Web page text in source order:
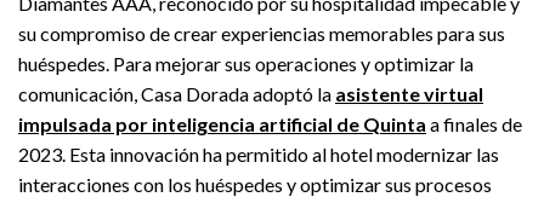
su compromiso de crear experiencias memorables para sus
huéspedes. Para mejorar sus operaciones y optimizar la
comunicación, Casa Dorada adoptó la asistente virtual
impulsada por inteligencia artificial de Quinta a finales de
2023. Esta innovación ha permitido al hotel modernizar las
interacciones con los huéspedes y optimizar sus procesos